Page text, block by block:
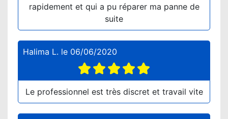
rapidement et qui a pu réparer ma panne de
suite
Halima L. le 06/06/2020
Le professionnel est très discret et travail vite